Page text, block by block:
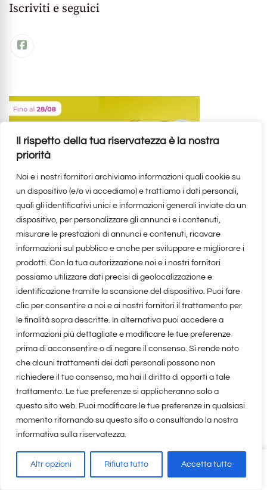
Il rispetto della tua riservatezza è la nostra
priorità
Noi e i nostri fornitori archiviamo informazioni quali cookie su
un dispositivo (e/o vi accediamo) e trattiamo i dati personali,
quali gli identificativi unici e informazioni generali inviate da un
dispositivo, per personalizzare gli annunci e i contenuti,
misurare le prestazioni di annunci e contenuti, ricavare
informazioni sul pubblico e anche per sviluppare e migliorare i
prodotti. Con la tua autorizzazione noi e i nostri fornitori
possiamo utilizzare dati precisi di geolocalizzazione e
identificazione tramite la scansione del dispositivo. Puoi fare
clic per consentire a noi e ai nostri fornitori il trattamento per
le finalità sopra descritte. In alternativa puoi accedere a
informazioni più dettagliate e modificare le tue preferenze
prima di acconsentire o di negare il consenso. Si rende noto
che alcuni trattamenti dei dati personali possono non
richiedere il tuo consenso, ma hai il diritto di opporti a tale
trattamento. Le tue preferenze si applicheranno solo a
questo sito web. Puoi modificare le tue preferenze in qualsiasi
momento ritornando su questo sito o consultando la nostra
informativa sulla riservatezza.
Altr opzioni Rifiuta tutto Accetta tutto
Share Leave a Commenton
101
Iscriviti e seguici
Pagine
Copyright, Privacy & Cookies Policy
Privacy Policy